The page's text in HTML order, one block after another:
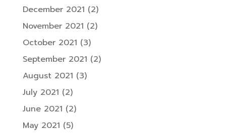
December 2021 (2)
November 2021 (2)
October 2021 (3)
September 2021 (2)
August 2021 (3)
July 2021 (2)
June 2021 (2)
May 2021 (5)